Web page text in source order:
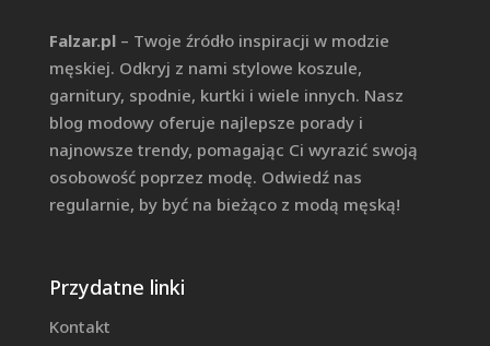
Falzar.pl– Twoje źródło inspiracji w modzie
męskiej. Odkryj z nami stylowe koszule,
garnitury, spodnie, kurtki i wiele innych. Nasz
blog modowy oferuje najlepsze porady i
najnowsze trendy, pomagając Ci wyrazić swoją
osobowość poprzez modę. Odwiedź nas
regularnie, by być na bieżąco z modą męską!
Przydatne linki
Kontakt